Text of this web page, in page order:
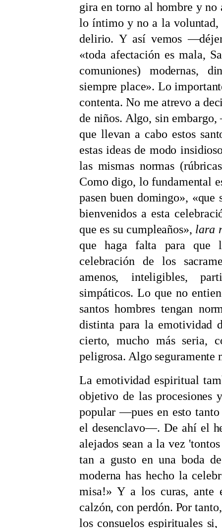
gira en torno al hombre y
lo íntimo y no a la voluntad,
delirio. Y así vemos
«toda afectación es mala,
comuniones) modernas,
siempre place». Lo
contenta. No me atrevo a
de niños. Algo, sin
que llevan a cabo estos
estas ideas de modo
las mismas normas
Como digo, lo fundamental
pasen buen domingo», «que
bienvenidos a esta
que es su cumpleaños», lara
que haga falta para que
celebración de los
amenos, inteligibles,
simpáticos. Lo que no
santos hombres tengan
distinta para la emotividad
cierto, mucho más seria,
peligrosa. Algo seguramente
La emotividad espiritual
objetivo de las procesiones
popular —pues en esto
el desenclavo—. De ahí el
alejados sean a la vez
tan a gusto en una boda
moderna has hecho la
misa!» Y a los curas, ante
calzón, con perdón. Por
los consuelos espirituales